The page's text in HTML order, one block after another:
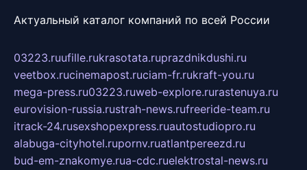
Актуальный каталог компаний по всей России
03223.ruufille.rukrasotata.ruprazdnikdushi.ru
veetbox.rucinemapost.ruciam-fr.rukraft-you.ru
mega-press.ru03223.ruweb-explore.rurastenuya.ru
eurovision-russia.rustrah-news.rufreeride-team.ru
itrack-24.rusexshopexpress.ruautostudiopro.ru
alabuga-cityhotel.rupornv.ruatlantpereezd.ru
bud-em-znakomye.rua-cdc.ruelektrostal-news.ru